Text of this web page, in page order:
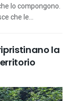
lo compongono.
che le...
la